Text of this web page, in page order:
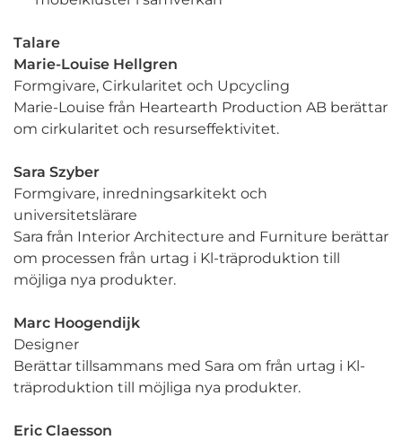
Talare
Marie-Louise Hellgren
Formgivare, Cirkularitet och Upcycling
Marie-Louise från Heartearth Production AB berättar
om cirkularitet och resurseffektivitet.
Sara Szyber
Formgivare, inredningsarkitekt och
universitetslärare
Sara från Interior Architecture and Furniture berättar
om processen från urtag i Kl-träproduktion till
möjliga nya produkter.
Marc Hoogendijk
Designer
Berättar tillsammans med Sara om från urtag i Kl-
träproduktion till möjliga nya produkter.
Eric Claesson